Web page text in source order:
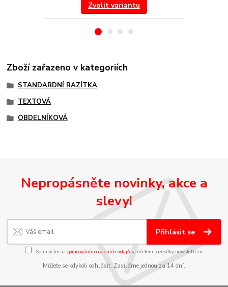
Zvolit variantu
Zboží zařazeno v kategoriích
STANDARDNÍ RAZÍTKA
TEXTOVÁ
OBDELNÍKOVÁ
Nepropásněte novinky, akce a
slevy!
Přihlásit se
Souhlasím se zpracováním osobních údajůza účelem rozesílky newsletteru.
Můžete se kdykoli odhlásit. Zasíláme jednou za 14 dní.